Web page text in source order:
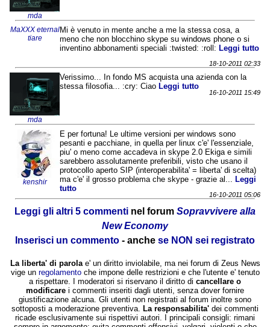
mda
MaXXX eternal
tiare
Mi è venuto in mente anche a me la stessa cosa, a
meno che non blocchino skype su windows phone o si
inventino abbonamenti speciali :twisted: :roll: Leggi tutto
18-10-2011 02:33
mda
Verissimo... In fondo MS acquista una azienda con la
stessa filosofia... :cry: Ciao Leggi tutto
16-10-2011 15:49
kenshir
E per fortuna! Le ultime versioni per windows sono
pesanti e pacchiane, in quella per linux c'e' l'essenziale,
piu' o meno come accadeva in skype 2.0 Ekiga e simili
sarebbero assolutamente preferibili, visto che usano il
protocollo aperto SIP (interoperabilita' = liberta' di scelta)
ma c'e' il grosso problema che skype - grazie al...
Leggi
tutto
16-10-2011 05:06
Leggi gli altri 5 commenti nel forum Sopravvivere alla
New Economy
Inserisci un commento - anche se NON sei registrato
La liberta' di parolae' un diritto inviolabile, ma nei forum di Zeus News
vige un regolamentoche impone delle restrizioni e che l'utente e' tenuto
a rispettare. I moderatori si riservano il diritto di cancellare o
modificare i commenti inseriti dagli utenti, senza dover fornire
giustificazione alcuna. Gli utenti non registrati al forum inoltre sono
sottoposti a moderazione preventiva.
La responsabilita' dei commenti
ricade esclusivamente sui rispettivi autori. I principali consigli: rimani